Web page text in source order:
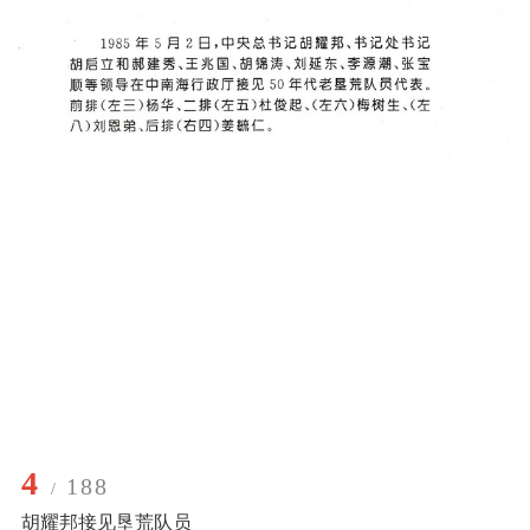
4 / 188
胡耀邦接见垦荒队员